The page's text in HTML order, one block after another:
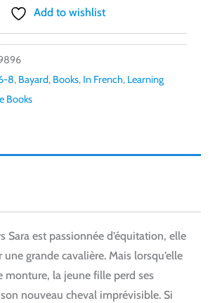
Add to wishlist
8, Bayard, Books, In French, Learning
Books
Sara est passionnée d’équitation, elle
une grande cavalière. Mais lorsqu’elle
monture, la jeune fille perd ses
nouveau cheval imprévisible. Si